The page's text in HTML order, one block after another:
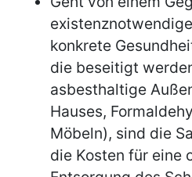
konkrete
die beseitigt
asbesthaltige
Hauses,
Möbeln), sind die
die Kosten für eine